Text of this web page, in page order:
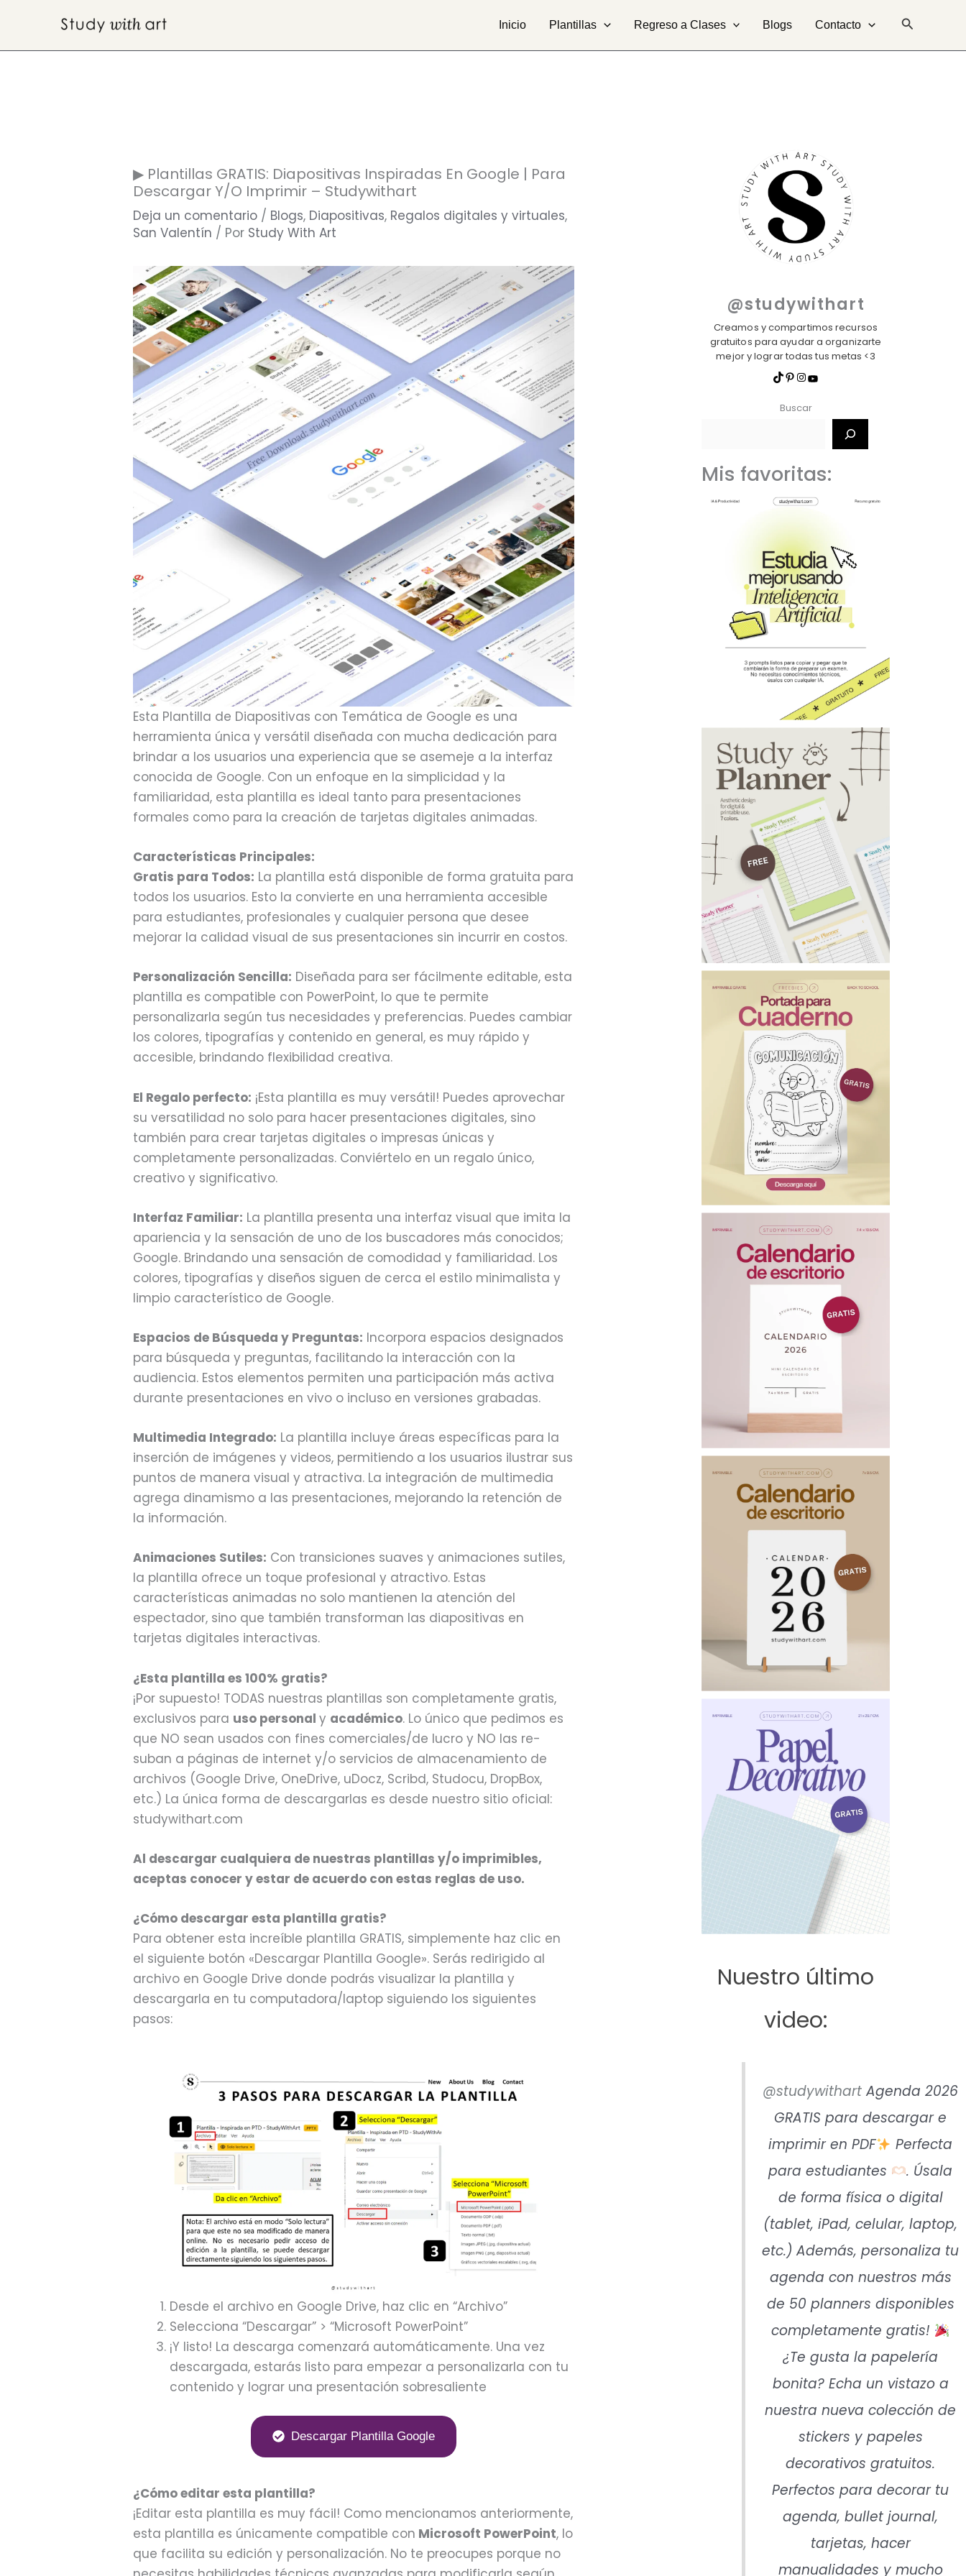
contenido
Inicio Plantillas Regreso a Clases Blogs Contacto Buscar
▶ Plantillas GRATIS: Diapositivas Inspiradas En Google | Para
Descargar Y/o Imprimir – Studywithart
Deja un comentario / Blogs, Diapositivas, Regalos digitales y virtuales,
San Valentín / Por Study With Art
Esta Plantilla de Diapositivas con Temática de Google es una
herramienta única y versátil diseñada con mucha dedicación para
brindar a los usuarios una experiencia que se asemeje a la interfaz
conocida de Google. Con un enfoque en la simplicidad y la
familiaridad, esta plantilla es ideal tanto para presentaciones
formales como para la creación de tarjetas digitales animadas.
Características Principales:
Gratis para Todos: La plantilla está disponible de forma gratuita para
todos los usuarios. Esto la convierte en una herramienta accesible
para estudiantes, profesionales y cualquier persona que desee
mejorar la calidad visual de sus presentaciones sin incurrir en costos.
Personalización Sencilla: Diseñada para ser fácilmente editable, esta
plantilla es compatible con PowerPoint, lo que te permite
personalizarla según tus necesidades y preferencias. Puedes cambiar
los colores, tipografías y contenido en general, es muy rápido y
accesible, brindando flexibilidad creativa.
El Regalo perfecto: ¡Esta plantilla es muy versátil! Puedes aprovechar
su versatilidad no solo para hacer presentaciones digitales, sino
también para crear tarjetas digitales o impresas únicas y
completamente personalizadas. Conviértelo en un regalo único,
creativo y significativo.
Interfaz Familiar: La plantilla presenta una interfaz visual que imita la
apariencia y la sensación de uno de los buscadores más conocidos;
Google. Brindando una sensación de comodidad y familiaridad. Los
colores, tipografías y diseños siguen de cerca el estilo minimalista y
limpio característico de Google.
Espacios de Búsqueda y Preguntas: Incorpora espacios designados
para búsqueda y preguntas, facilitando la interacción con la
audiencia. Estos elementos permiten una participación más activa
durante presentaciones en vivo o incluso en versiones grabadas.
Multimedia Integrado: La plantilla incluye áreas específicas para la
inserción de imágenes y videos, permitiendo a los usuarios ilustrar sus
puntos de manera visual y atractiva. La integración de multimedia
agrega dinamismo a las presentaciones, mejorando la retención de
la información.
Animaciones Sutiles: Con transiciones suaves y animaciones sutiles,
la plantilla ofrece un toque profesional y atractivo. Estas
características animadas no solo mantienen la atención del
espectador, sino que también transforman las diapositivas en
tarjetas digitales interactivas.
¿Esta plantilla es 100% gratis?
¡Por supuesto! TODAS nuestras plantillas son completamente gratis,
exclusivos para uso personaly académico. Lo único que pedimos es
que NO sean usados con fines comerciales/de lucro y NO las re-
suban a páginas de internet y/o servicios de almacenamiento de
archivos (Google Drive, OneDrive, uDocz, Scribd, Studocu, DropBox,
etc.) La única forma de descargarlas es desde nuestro sitio oficial:
studywithart.com
Al descargar cualquiera de nuestras plantillas y/o imprimibles,
aceptas conocer y estar de acuerdo con estas reglas de uso.
¿Cómo descargar esta plantilla gratis?
Para obtener esta increíble plantilla GRATIS, simplemente haz clic en
el siguiente botón «Descargar Plantilla Google». Serás redirigido al
archivo en Google Drive donde podrás visualizar la plantilla y
descargarla en tu computadora/laptop siguiendo los siguientes
pasos:
Desde el archivo en Google Drive, haz clic en “Archivo”
Selecciona “Descargar” > “Microsoft PowerPoint”
¡Y listo! La descarga comenzará automáticamente. Una vez
descargada, estarás listo para empezar a personalizarla con tu
contenido y lograr una presentación sobresaliente
Descargar Plantilla Google
¿Cómo editar esta plantilla?
¡Editar esta plantilla es muy fácil! Como mencionamos anteriormente,
esta plantilla es únicamente compatible con Microsoft PowerPoint, lo
que facilita su edición y personalización. No te preocupes porque no
@studywithart
Creamos y compartimos recursos
gratuitos para ayudar a organizarte
mejor y lograr todas tus metas <3
Buscar
Mis favoritas:
Nuestro último
video:
@studywithart Agenda 2026
GRATIS para descargar e
imprimir en PDF
Perfecta
para estudiantes
. Úsala
de forma física o digital
(tablet, iPad, celular, laptop,
etc.) Además, personaliza tu
agenda con nuestros más
de 50 planners disponibles
completamente gratis!
¿Te gusta la papelería
bonita? Echa un vistazo a
nuestra nueva colección de
stickers y papeles
decorativos gratuitos.
Perfectos para decorar tu
agenda, bullet journal,
tarjetas, hacer
manualidades y mucho